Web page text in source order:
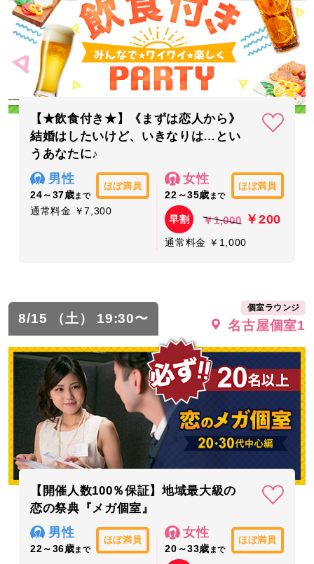
【★飲食付き★】《まずは恋人から》
結婚はしたいけど、いきなりは…とい
うあなたに♪
男性
24～37歳まで
ほぼ満員
通常料金 ￥7,300
女性
22～35歳 まで
ほぼ満員
早割 ￥1,000 ￥200
通常料金 ￥1,000
8/15 （土） 19:30〜
個室ラウンジ
名古屋個室1
【開催人数100％保証】地域最大級の
恋の祭典『メガ個室』
男性
22～36歳まで
ほぼ満員
女性
20～33歳 まで
ほぼ満員